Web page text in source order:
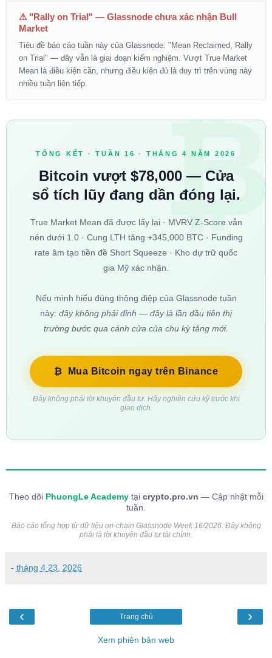
⚠ "Rally on Trial" — Glassnode chưa xác nhận Bull
Market
Tiêu đề báo cáo tuần này của Glassnode: "Mean Reclaimed, Rally
on Trial" — đây vẫn là giai đoạn kiểm nghiệm. Vượt True Market
Mean là điều kiện cần, nhưng điều kiện đủ là duy trì trên vùng này
nhiều tuần liên tiếp.
₿
TỔNG KẾT · TUẦN 16 · THÁNG 4 NĂM 2026
Bitcoin vượt $78,000 — Cửa
sổ tích lũy đang dần đóng lại.
True Market Mean đã được lấy lại · MVRV Z-Score vẫn
nén dưới 1.0 · Cung LTH tăng +345,000 BTC · Funding
rate âm tạo tiền đề Short Squeeze · Kho dự trữ quốc
gia Mỹ xác nhận.
Nếu mình hiểu đúng thông điệp của Glassnode tuần
này: đây không phải đỉnh — đây là lần đầu tiên thị
trường bước qua cánh cửa của chu kỳ tăng mới.
₿ Mua Bitcoin ngay trên Binance
Đây không phải lời khuyên đầu tư. Hãy nghiên cứu kỹ trước khi
giao dịch.
Theo dõi PhuongLe Academytại crypto.pro.vn — Cập nhật mỗi
tuần.
Báo cáo tổng hợp từ dữ liệu on-chain Glassnode Week 16/2026. Đây không
phải là lời khuyên đầu tư tài chính.
- tháng 4 23, 2026
‹ ›
Trang chủ
Xem phiên bản web